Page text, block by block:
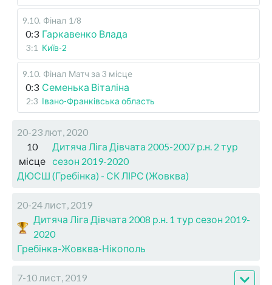
9.10. Фінал 1/8
0:3 Гаркавенко Влада
3:1 Київ-2
9.10. Фінал Матч за 3 місце
0:3 Семенька Віталіна
2:3 Івано-Франківська область
20-23 лют, 2020
10
місце
Дитяча Ліга Дівчата 2005-2007 р.н. 2 тур
сезон 2019-2020
ДЮСШ (Гребінка) - СК ЛІРС (Жовква)
20-24 лист, 2019
Дитяча Ліга Дівчата 2008 р.н. 1 тур сезон 2019-
2020
Гребінка-Жовква-Нікополь
7-10 лист, 2019